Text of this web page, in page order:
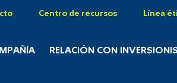
Centro de recursos Línea
RELACIÓN CON